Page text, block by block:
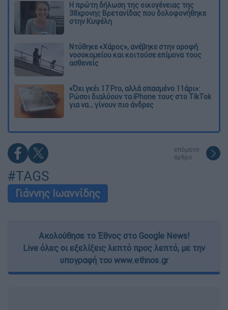
Η πρώτη δήλωση της οικογένειας της
38χρονης Βρετανίδας που δολοφονήθηκε
στην Κυψέλη
Ντύθηκε «Χάρος», ανέβηκε στην οροφή
νοσοκομείου και κοιτούσε επίμονα τους
ασθενείς
«Όχι γκέι 17 Pro, αλλά σπασμένο 11άρι»:
Ρώσοι διαλύουν τα iPhone τους στο TikTok
για να... γίνουν πιο άνδρες
επόμενο
άρθρο
#TAGS
Γιάννης Ιωαννίδης
Ακολούθησε το Έθνος στο Google News!
Live όλες οι εξελίξεις λεπτό προς λεπτό, με την
υπογραφή του www.ethnos.gr